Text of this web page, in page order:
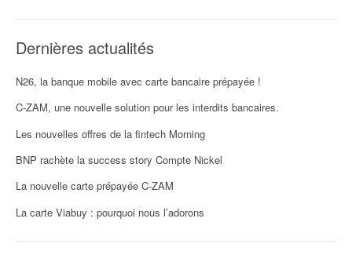
l
Dernières actualités
N26, la banque mobile avec carte bancaire prépayée !
C-ZAM, une nouvelle solution pour les interdits bancaires.
Les nouvelles offres de la fintech Morning
BNP rachète la success story Compte Nickel
La nouvelle carte prépayée C-ZAM
La carte Viabuy : pourquoi nous l’adorons